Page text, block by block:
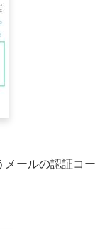
メールの認証コー